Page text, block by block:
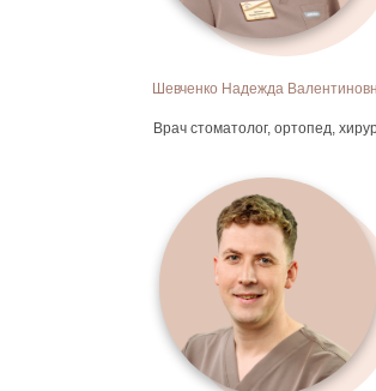
Врач стоматолог, ортопед,
Шевченко Надежда